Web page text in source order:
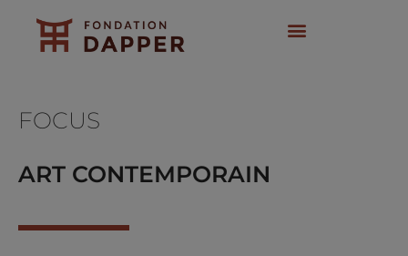
contenu
FOCUS
ART CONTEMPORAIN